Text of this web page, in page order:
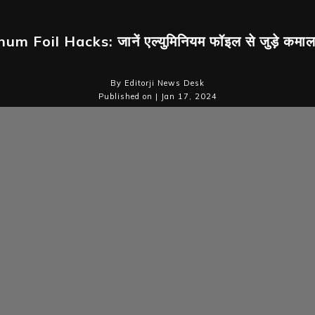
Foil Hacks: जानें एल्युमिनियम फॉइल से जुड़े
By Editorji News Desk
Published on | Jan 17, 2024